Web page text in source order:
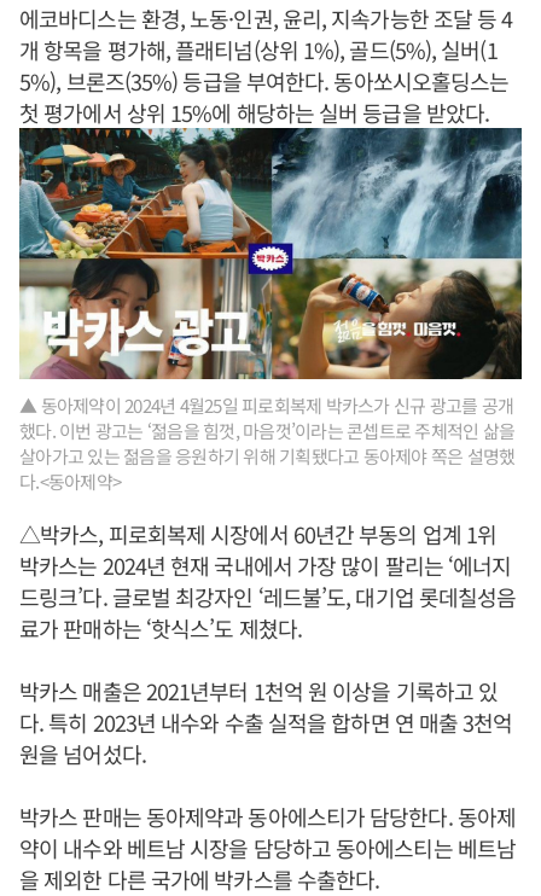
에코바디스는 환경, 노동·인권, 윤리, 지속가능한 조달 등 4
개 항목을 평가해, 플래티넘(상위 1%), 골드(5%), 실버(1
5%), 브론즈(35%) 등급을 부여한다. 동아쏘시오홀딩스는
첫 평가에서 상위 15%에 해당하는 실버 등급을 받았다.
▲ 동아제약이 2024년 4월25일 피로회복제 박카스가 신규 광고를 공개
했다. 이번 광고는 ‘젊음을 힘껏, 마음껏’이라는 콘셉트로 주체적인 삶을
살아가고 있는 젊음을 응원하기 위해 기획됐다고 동아제야 쪽은 설명했
다.<동아제약>
△박카스, 피로회복제 시장에서 60년간 부동의 업계 1위
박카스는 2024년 현재 국내에서 가장 많이 팔리는 ‘에너지
드링크’다. 글로벌 최강자인 ‘레드불’도, 대기업 롯데칠성음
료가 판매하는 ‘핫식스’도 제쳤다.
박카스 매출은 2021년부터 1천억 원 이상을 기록하고 있
다. 특히 2023년 내수와 수출 실적을 합하면 연 매출 3천억
원을 넘어섰다.
박카스 판매는 동아제약과 동아에스티가 담당한다. 동아제
약이 내수와 베트남 시장을 담당하고 동아에스티는 베트남
을 제외한 다른 국가에 박카스를 수출한다.